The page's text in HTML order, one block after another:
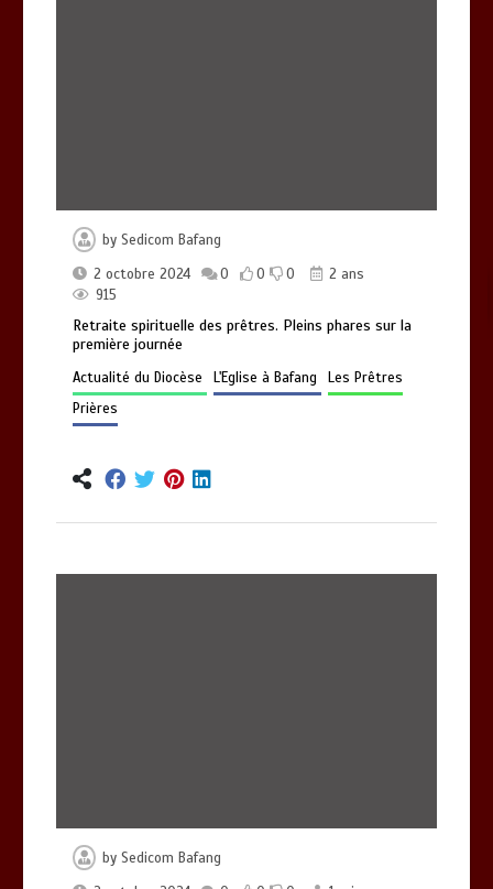
bySedicom Bafang
2 octobre 2024
0 0 0
2 ans
915
Retraite spirituelle des prêtres. Pleins phares sur la
première journée
Actualité du Diocèse L'Eglise à Bafang
Les Prêtres
Prières
bySedicom Bafang